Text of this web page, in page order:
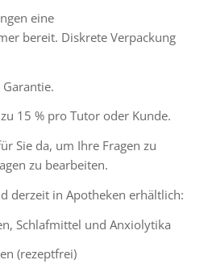
eine
bereit. Diskrete Verpackung
15 % pro Tutor oder Kunde.
Sie da, um Ihre Fragen zu
zu bearbeiten.
derzeit in Apotheken erhältlich:
Schlafmittel und Anxiolytika
(rezeptfrei)